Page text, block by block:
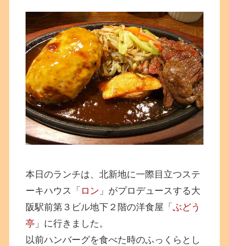
本日のランチは、北新地に一際目立つステ
ーキハウス「 ロン 」がプロデュースする大
阪駅前第３ビル地下２階の洋食屋「ぶどう
亭 」に行きました。
以前ハンバーグを食べた時のふっくらとし